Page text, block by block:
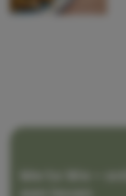
Me to We –